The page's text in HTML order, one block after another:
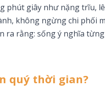
phút giây như nặng trĩu,
không ngừng chi phối
ra rằng: sống ý nghĩa
quý thời gian?